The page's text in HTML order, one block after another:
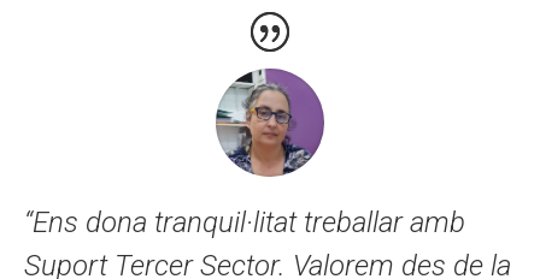
“Ens dona tranquil·litat treballar amb
Suport Tercer Sector. Valorem des de la